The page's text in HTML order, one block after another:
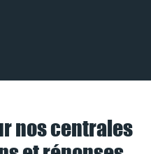
nos centrales